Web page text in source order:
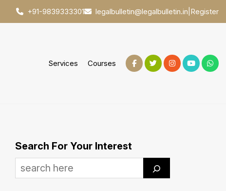
+91-9839333301 legalbulletin@legalbulletin.in Register
Services Courses
Search For Your Interest